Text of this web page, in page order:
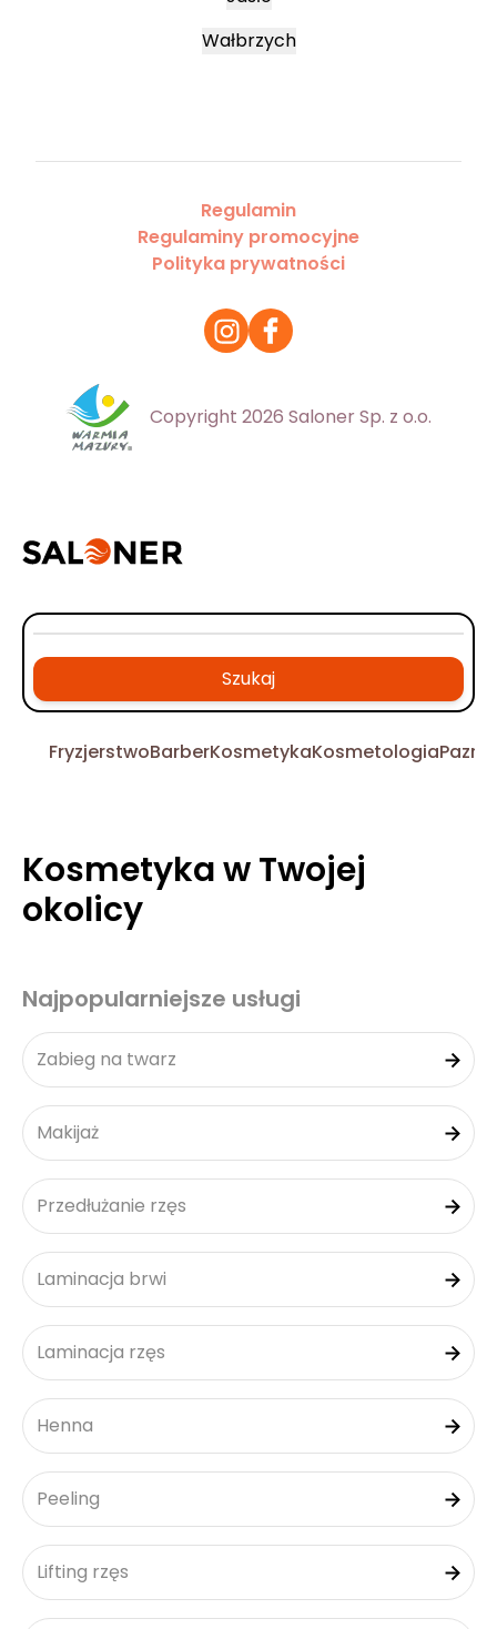
Wałbrzych
Regulamin
Regulaminy promocyjne
Polityka prywatności
Copyright 2026 Saloner Sp. z o.o.
Szukaj
FryzjerstwoBarberKosmetykaKosmetologia
Kosmetyka w Twojej
okolicy
Najpopularniejsze usługi
Zabieg na twarz
Makijaż
Przedłużanie rzęs
Laminacja brwi
Laminacja rzęs
Henna
Peeling
Lifting rzęs